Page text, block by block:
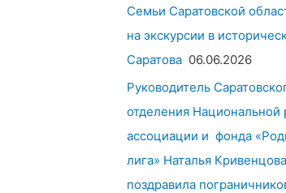
Семьи Саратовской
на экскурсии в
Саратова 06.06.2026
Руководитель
отделения Национальной
ассоциации и фонда
лига» Наталья Кривенцова
поздравила